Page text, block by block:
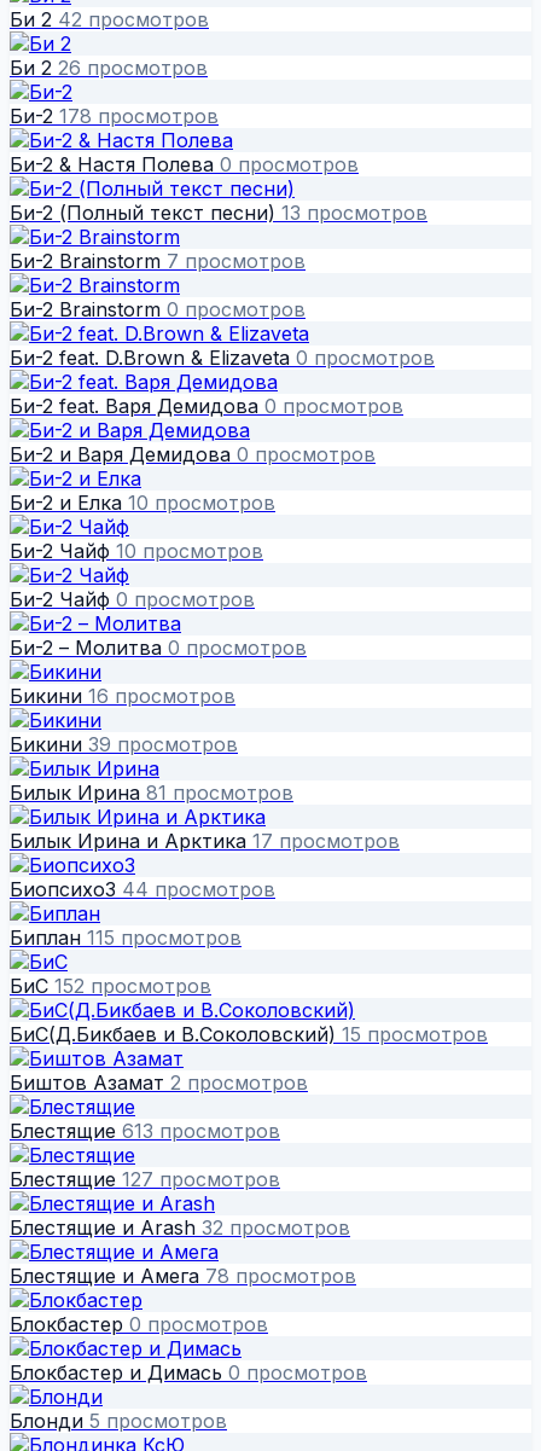
Би 2 42 просмотров
Би 2 26 просмотров
Би-2 178 просмотров
Би-2 & Настя Полева 0 просмотров
Би-2 (Полный текст песни) 13 просмотров
Би-2 Brainstorm 7 просмотров
Би-2 Brainstorm 0 просмотров
Би-2 feat. D.Brown & Elizaveta 0 просмотров
Би-2 feat. Варя Демидова 0 просмотров
Би-2 и Варя Демидова 0 просмотров
Би-2 и Елка 10 просмотров
Би-2 Чайф 10 просмотров
Би-2 Чайф 0 просмотров
Би-2 – Молитва 0 просмотров
Бикини 16 просмотров
Бикини 39 просмотров
Билык Ирина 81 просмотров
Билык Ирина и Арктика 17 просмотров
БиопсихоЗ 44 просмотров
Биплан 115 просмотров
БиС 152 просмотров
БиС(Д.Бикбаев и В.Соколовский) 15 просмотров
Биштов Азамат 2 просмотров
Блестящие 613 просмотров
Блестящие 127 просмотров
Блестящие и Arash 32 просмотров
Блестящие и Амега 78 просмотров
Блокбастер 0 просмотров
Блокбастер и Димась 0 просмотров
Блонди 5 просмотров